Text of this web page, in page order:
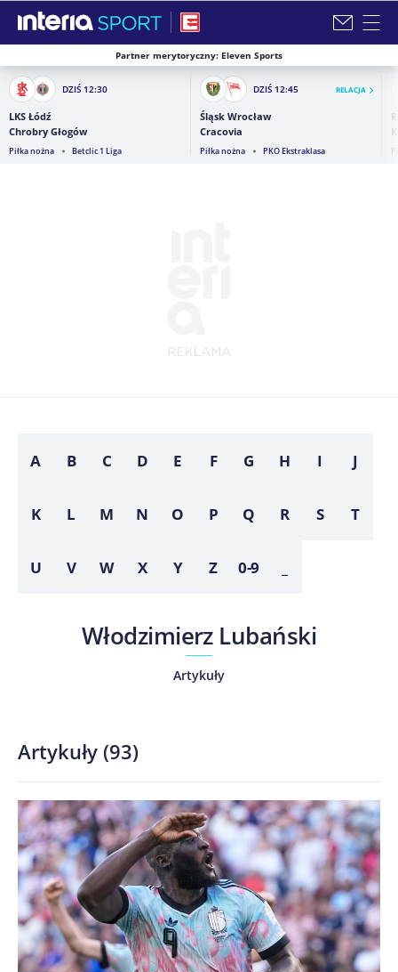
Zamknij i przejdź na stronę główną INTERIA
Partner merytoryczny: Eleven Sports
DZIŚ 12:30
LKS Łódź
Chrobry Głogów
Piłka nożna Betclic 1 Liga
DZIŚ 12:45 RELACJA
Śląsk Wrocław
Cracovia
Piłka nożna PKO Ekstraklasa
A B C D E F G H I J
K L M N O P Q R S T
U V W X Y Z 0-9
Włodzimierz Lubański
Artykuły
Artykuły (93)